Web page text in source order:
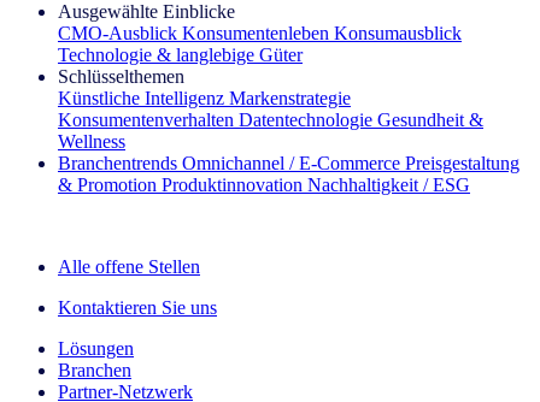
Ausgewählte Einblicke
CMO‑Ausblick Konsumentenleben Konsumausblick
Technologie & langlebige Güter
Schlüsselthemen
Künstliche Intelligenz Markenstrategie
Konsumentenverhalten Datentechnologie Gesundheit &
Wellness
Branchentrends Omnichannel / E‑Commerce Preisgestaltung
& Promotion Produktinnovation Nachhaltigkeit / ESG
Alle offene Stellen
Kontaktieren Sie uns
Lösungen
Branchen
Partner-Netzwerk